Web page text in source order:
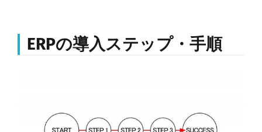
ERPの導入ステップ・手順